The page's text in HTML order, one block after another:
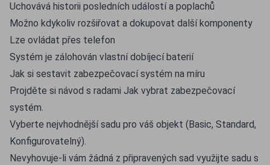
Uchovává historii posledních událostí a poplachů
Možno kdykoliv rozšiřovat a dokupovat další komponenty
Lze ovládat přes telefon
Systém je zálohován vlastní dobíjecí baterií
Jak si sestavit zabezpečovací systém na míru
Projděte si návod s radami Jak vybrat zabezpečovací
systém.
Vyberte nejvhodnější sadu pro váš objekt (Basic, Standard,
Konfigurovatelný).
Nevyhovuje-li vám žádná z připravených sad využijte sadu s